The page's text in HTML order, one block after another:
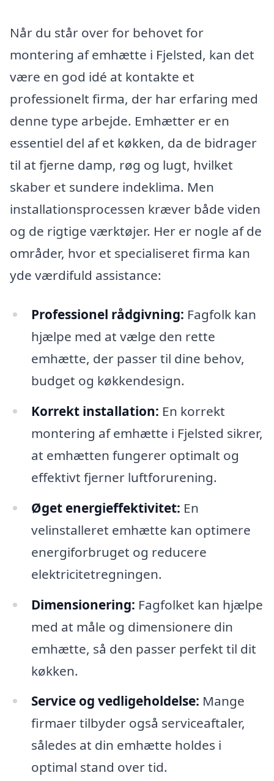
Når du står over for behovet for
montering af emhætte i Fjelsted, kan det
være en god idé at kontakte et
professionelt firma, der har erfaring med
denne type arbejde. Emhætter er en
essentiel del af et køkken, da de bidrager
til at fjerne damp, røg og lugt, hvilket
skaber et sundere indeklima. Men
installationsprocessen kræver både viden
og de rigtige værktøjer. Her er nogle af de
områder, hvor et specialiseret firma kan
yde værdifuld assistance:
Professionel rådgivning: Fagfolk kan
hjælpe med at vælge den rette
emhætte, der passer til dine behov,
budget og køkkendesign.
Korrekt installation: En korrekt
montering af emhætte i Fjelsted sikrer,
at emhætten fungerer optimalt og
effektivt fjerner luftforurening.
Øget energieffektivitet: En
velinstalleret emhætte kan optimere
energiforbruget og reducere
elektricitetregningen.
Dimensionering: Fagfolket kan hjælpe
med at måle og dimensionere din
emhætte, så den passer perfekt til dit
køkken.
Service og vedligeholdelse: Mange
firmaer tilbyder også serviceaftaler,
således at din emhætte holdes i
optimal stand over tid.